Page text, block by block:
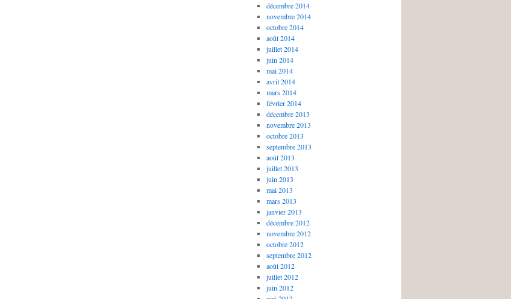
décembre 2014
novembre 2014
octobre 2014
août 2014
juillet 2014
juin 2014
mai 2014
avril 2014
mars 2014
février 2014
décembre 2013
novembre 2013
octobre 2013
septembre 2013
août 2013
juillet 2013
juin 2013
mai 2013
mars 2013
janvier 2013
décembre 2012
novembre 2012
octobre 2012
septembre 2012
août 2012
juillet 2012
juin 2012